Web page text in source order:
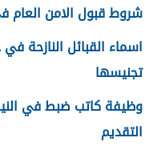
شروط قبول الامن العام في
تجنيسها
التقديم